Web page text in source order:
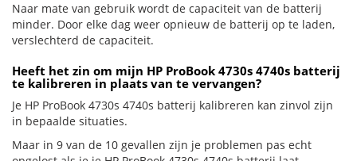
Naar mate van gebruik wordt de capaciteit van de batterij
minder. Door elke dag weer opnieuw de batterij op te laden,
verslechterd de capaciteit.
Heeft het zin om mijn HP ProBook 4730s 4740s batterij
te kalibreren in plaats van te vervangen?
Je HP ProBook 4730s 4740s batterij kalibreren kan zinvol zijn
in bepaalde situaties.
Maar in 9 van de 10 gevallen zijn je problemen pas echt